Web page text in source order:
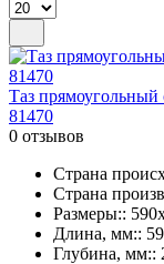
Таз
81470
0 отзывов
Страна
Страна
Размеры::
Длина, мм::
Глубина, мм::